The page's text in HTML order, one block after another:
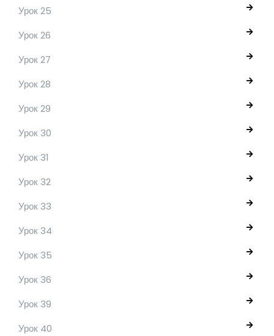
Урок 25
Урок 26
Урок 27
Урок 28
Урок 29
Урок 30
Урок 31
Урок 32
Урок 33
Урок 34
Урок 35
Урок 36
Урок 39
Урок 40